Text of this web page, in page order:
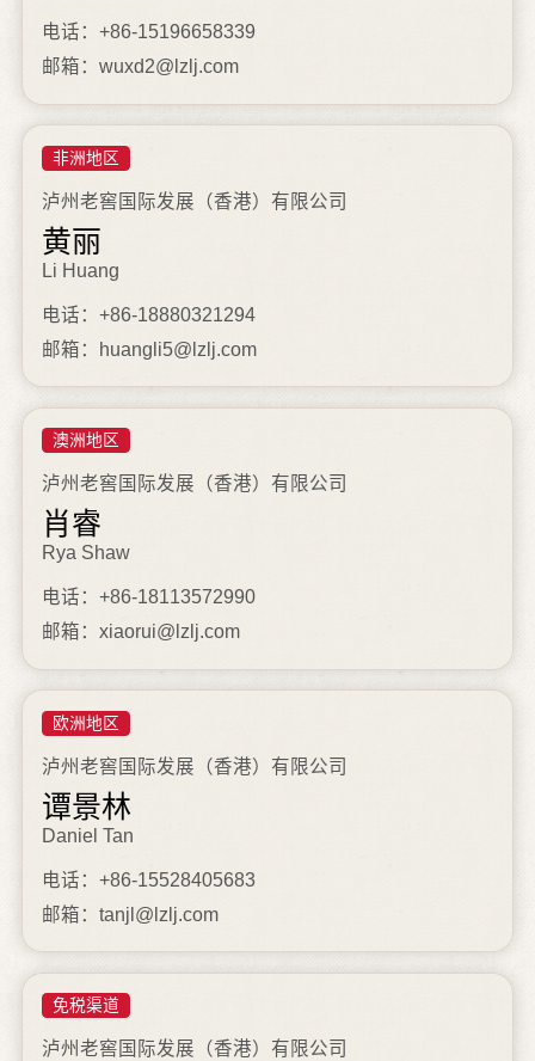
电话：+86-15196658339
邮箱：wuxd2@lzlj.com
非洲地区
泸州老窖国际发展（香港）有限公司
黄丽
Li Huang
电话：+86-18880321294
邮箱：huangli5@lzlj.com
澳洲地区
泸州老窖国际发展（香港）有限公司
肖睿
Rya Shaw
电话：+86-18113572990
邮箱：xiaorui@lzlj.com
欧洲地区
泸州老窖国际发展（香港）有限公司
谭景林
Daniel Tan
电话：+86-15528405683
邮箱：tanjl@lzlj.com
免税渠道
泸州老窖国际发展（香港）有限公司